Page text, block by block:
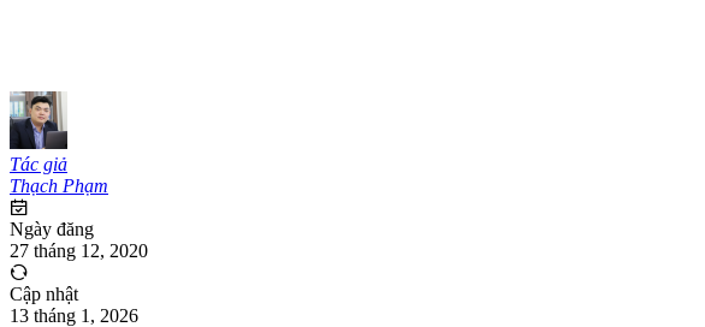
Tác giả
Thạch Phạm
Ngày đăng
27 tháng 12, 2020
Cập nhật
13 tháng 1, 2026